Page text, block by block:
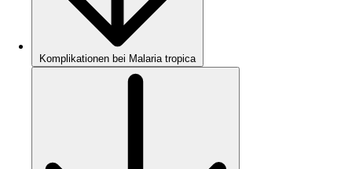
Komplikationen bei Malaria tropica